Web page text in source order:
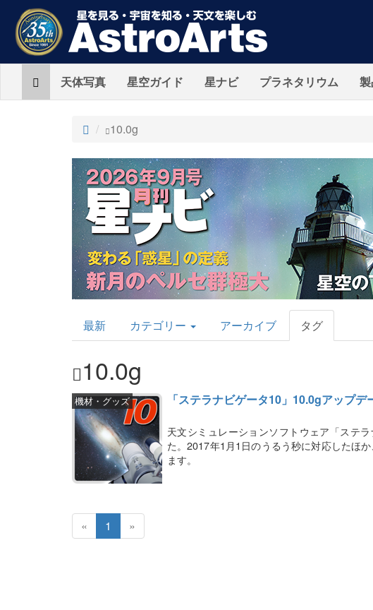
Home天体写真 星空ガイド 星ナビ プラネタリウム
ト
プ
10.0g
AstroArts
Topics
最新 カテゴリー アーカイブ タグ
10.0g
「ステラナビゲータ10」10.0gアップ
機材・グッズ
天文シミュレーションソフトウェア「ステ
た。2017年1月1日のうるう秒に対応したほ
ます。
« 1 »